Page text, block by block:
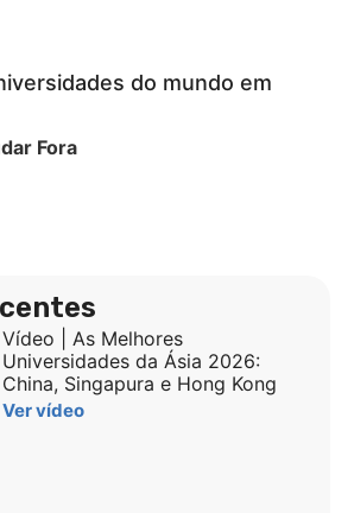
do mundo em
Fora
Vídeo | As Melhores
Universidades da Ásia 2026:
China, Singapura e Hong Kong
Ver vídeo